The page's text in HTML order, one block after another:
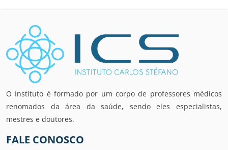
O Instituto é formado por um corpo de professores médicos
renomados da área da saúde, sendo eles especialistas,
mestres e doutores.
FALE CONOSCO